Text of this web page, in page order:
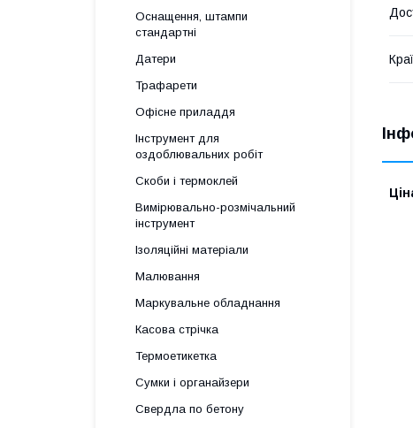
Оснащення, штампи
стандартні
Датери
Трафарети
Офісне приладдя
Інструмент для
оздоблювальних робіт
Скоби і термоклей
Вимірювально-розмічальний
інструмент
Ізоляційні матеріали
Малювання
Маркувальне обладнання
Касова стрічка
Термоетикетка
Сумки і органайзери
Свердла по бетону